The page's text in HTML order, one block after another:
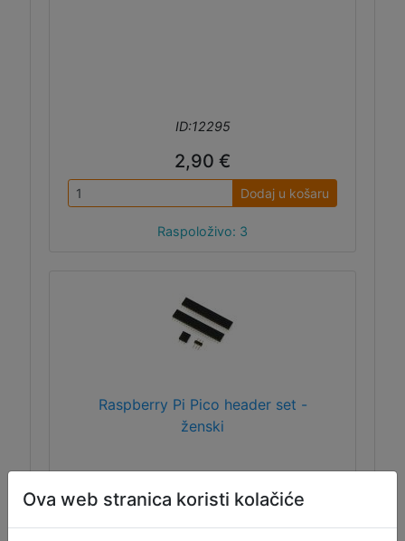
ID:12295
2,90 €
Dodaj u košaru
Raspoloživo: 3
Raspberry Pi Pico header set -
ženski
2x 20-pinski, 1x 3-pinski i 1x 3-pinski muški
headeri.
Ova web stranica koristi kolačiće